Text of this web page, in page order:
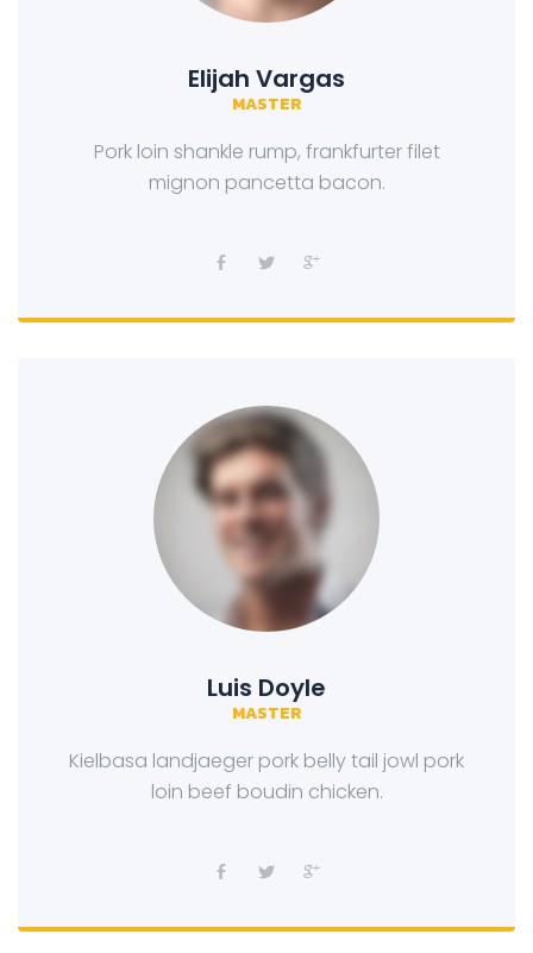
Elijah Vargas
MASTER
Pork loin shankle rump, frankfurter filet
mignon pancetta bacon.
Luis Doyle
MASTER
Kielbasa landjaeger pork belly tail jowl pork
loin beef boudin chicken.